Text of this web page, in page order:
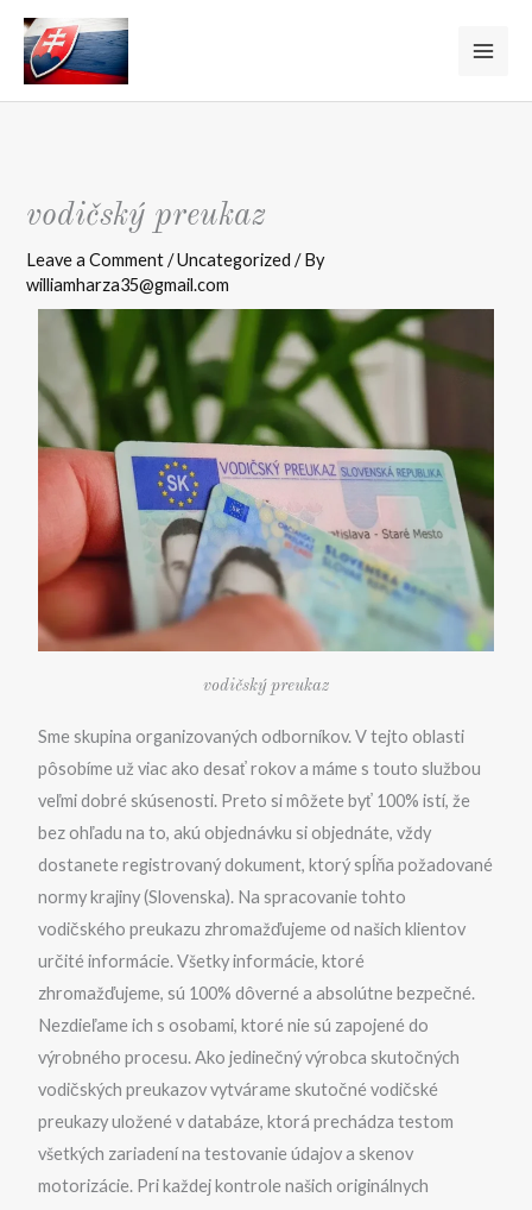
Skip
content
vodičský preukaz
Leave a Comment /Uncategorized / By
williamharza35@gmail.com
vodičský preukaz
Sme skupina organizovaných odborníkov. V tejto oblasti
pôsobíme už viac ako desať rokov a máme s touto službou
veľmi dobré skúsenosti. Preto si môžete byť 100% istí, že
bez ohľadu na to, akú objednávku si objednáte, vždy
dostanete registrovaný dokument, ktorý spĺňa požadované
normy krajiny (Slovenska). Na spracovanie tohto
vodičského preukazu zhromažďujeme od našich klientov
určité informácie. Všetky informácie, ktoré
zhromažďujeme, sú 100% dôverné a absolútne bezpečné.
Nezdieľame ich s osobami, ktoré nie sú zapojené do
výrobného procesu. Ako jedinečný výrobca skutočných
vodičských preukazov vytvárame skutočné vodičské
preukazy uložené v databáze, ktorá prechádza testom
všetkých zariadení na testovanie údajov a skenov
motorizácie. Pri každej kontrole našich originálnych